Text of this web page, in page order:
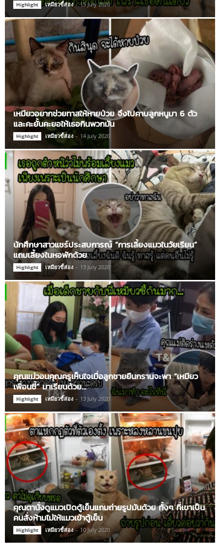
Highlight เหมียวขี้ส่อง - 15 July 2020
เหมียวอยากช่วยทาสให้หายป่วย จึงไปคาบลูกหนูมา 6 ตัว
และคะยั้นคะยอให้เธอกินพวกมัน
Highlight เหมียวขี้ส่อง - 14 July 2020
นักศึกษาสาวแชร์ประสบการณ์ “การเลี้ยงแมวในวัยเรียน”
แถมเลี้ยงในหอพักด้วย
Highlight เหมียวขี้ส่อง - 13 July 2020
คุณแม่วอนคุณครูเห็นใจเมื่อลูกชายยืนกรานจะพา “เหมียว
เพื่อนซี้” มาเรียนด้วย…
Highlight เหมียวขี้ส่อง - 13 July 2020
คุณตานั่งดูแมวเปิดตู้เย็นแถมถ่ายรูปมันด้วย ทั้งๆ ที่เขาเป็น
คนสั่งห้ามไม่ให้แมวเข้าตู้เย็น
Highlight เหมียวขี้ส่อง - 10 July 2020